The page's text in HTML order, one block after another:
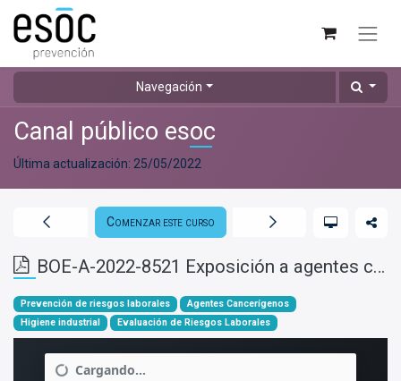
Navegación
Canal público esoc
Última actualización: 25/05/2022
BOE-A-2022-8521 Exposición a agentes cancerígenos
Comenzar este curso
Prevención de riesgos laborales
Agentes Cancerígenos
Higiene industrial
Evaluación de Riesgos Laborales